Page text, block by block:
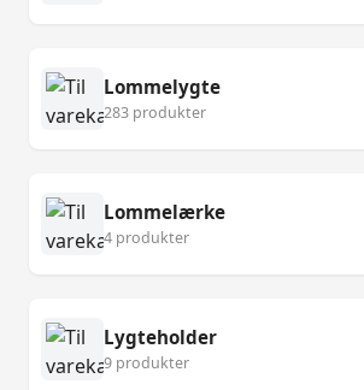
Lommelygte
283 produkter
Lommelærke
4 produkter
Lygteholder
9 produkter